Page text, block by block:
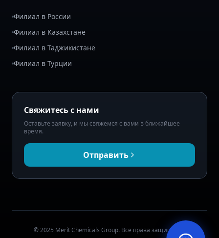
Филиал в России
Филиал в Казахстане
Филиал в Таджикистане
Филиал в Турции
Свяжитесь с нами
Оставьте заявку, и мы свяжемся с вами в ближайшее
время.
Отправить
© 2025 Merit Chemicals Group. Все права защищены.